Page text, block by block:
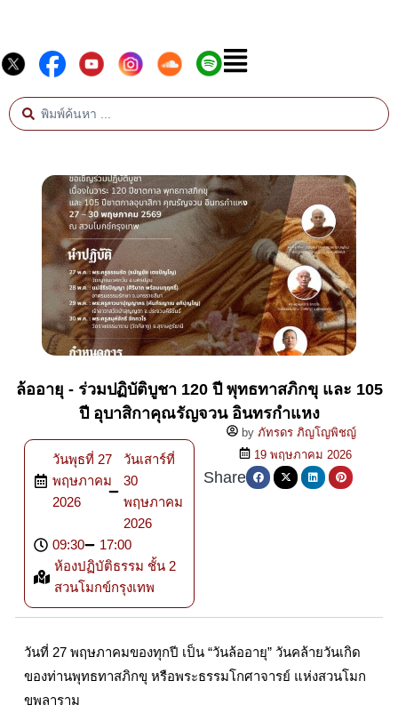
ล้ออายุ - ร่วมปฏิบัติบูชา 120 ปี พุทธทาสภิกขุ และ 105
ปี อุบาสิกาคุณรัญจวน อินทรกำแหง
วันพุธที่ 27
พฤษภาคม
2026
วันเสาร์ที่
30
พฤษภาคม
2026
09:30
17:00
ห้องปฏิบัติธรรม ชั้น 2
สวนโมกข์กรุงเทพ
by ภัทรดร ภิญโญพิชญ์
19 พฤษภาคม 2026
Share
วันที่ 27 พฤษภาคมของทุกปี เป็น “วันล้ออายุ” วันคล้ายวันเกิด
ของท่านพุทธทาสภิกขุ หรือพระธรรมโกศาจารย์ แห่งสวนโมก
ขพลาราม